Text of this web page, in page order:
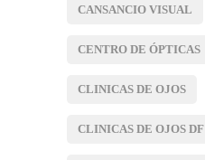
CANSANCIO VISUAL
CENTRO DE ÓPTICAS
CLINICAS DE OJOS
CLINICAS DE OJOS DF